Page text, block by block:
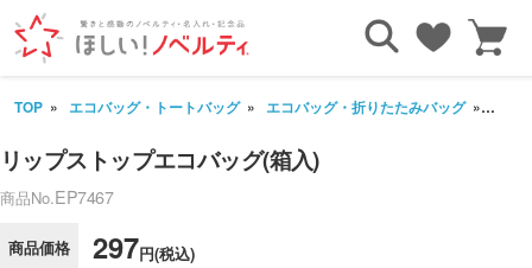
TOP エコバッグ・トートバッグ エコバッグ・折りたたみバッグ リッ
リップストップエコバッグ(箱入)
商品No.EP7467
商品価格 297円(税込)